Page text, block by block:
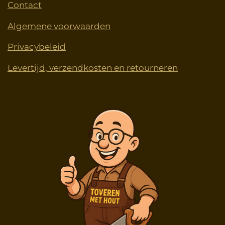
Contact
Algemene voorwaarden
Privacybeleid
Levertijd, verzendkosten en retourneren